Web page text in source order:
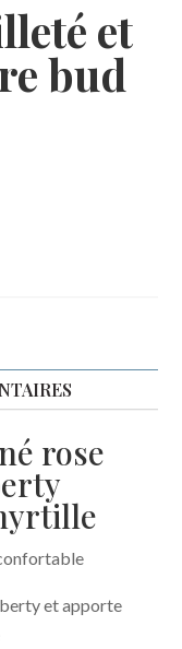
et
bud
rose
et apporte